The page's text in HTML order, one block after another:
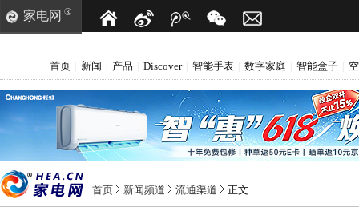
家电网 ®
首页 新闻 产品 Discover 智能手表 数字家庭 智能盒子
首页 新闻频道 流通渠道 正文